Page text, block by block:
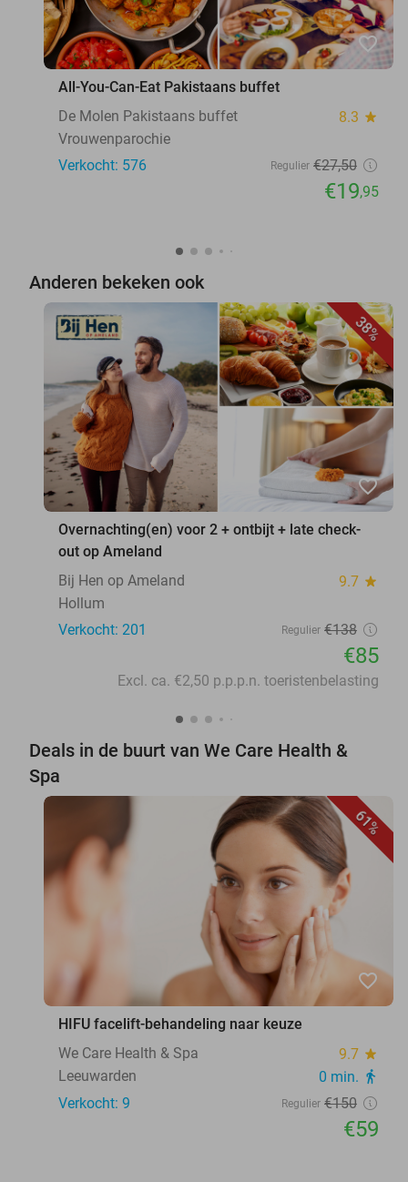
favorite_border
All-You-Can-Eat Pakistaans buffet
De Molen Pakistaans buffet
8.3 star
Vrouwenparochie
Verkocht: 576
Regulier €27,50
€19,95
Anderen bekeken ook
38%
favorite_border
Overnachting(en) voor 2 + ontbijt + late check-
out op Ameland
Bij Hen op Ameland
9.7 star
Hollum
Verkocht: 201
Regulier €138
€85
Excl. ca. €2,50 p.p.p.n. toeristenbelasting
Deals in de buurt van We Care Health &
Spa
61%
favorite_border
HIFU facelift-behandeling naar keuze
We Care Health & Spa
9.7 star
Leeuwarden 0 min. directions_walk
Verkocht: 9 Regulier €150
€59